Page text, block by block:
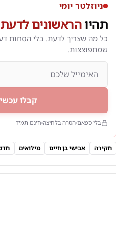
ניוזלטר יומי
תהיוהראשונים
כל מה שצריך לדעת. בלי הסחות
שמתפוצצות.
קבלו
בלי ספאם הסרה בלחיצה חינם תמיד
חקירה אבישי בן חיים מילואים